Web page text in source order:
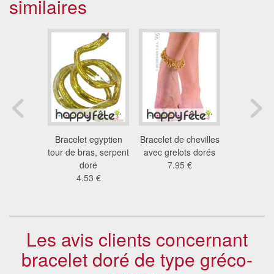
similaires
Bracelet egyptien
tour de bras, serpent
doré
4.53 €
Bracelet de chevilles
avec grelots dorés
7.95 €
Les avis clients concernant
bracelet doré de type gréco-